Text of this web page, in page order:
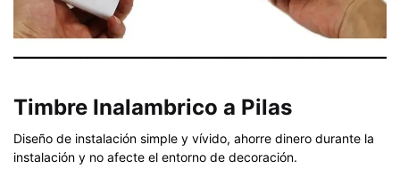
Timbre Inalambrico a Pilas
Diseño de instalación simple y vívido, ahorre dinero durante la
instalación y no afecte el entorno de decoración.